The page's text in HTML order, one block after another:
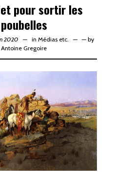
pour sortir les
poubelles
2020 in Médias etc. — by
Antoine Gregoire